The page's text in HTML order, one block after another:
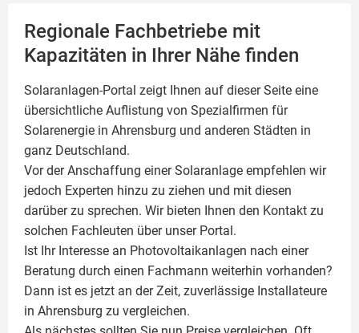
Regionale Fachbetriebe mit
Kapazitäten in Ihrer Nähe finden
Solaranlagen-Portal zeigt Ihnen auf dieser Seite eine
übersichtliche Auflistung von Spezialfirmen für
Solarenergie in Ahrensburg und anderen Städten in
ganz Deutschland.
Vor der Anschaffung einer Solaranlage empfehlen wir
jedoch Experten hinzu zu ziehen und mit diesen
darüber zu sprechen. Wir bieten Ihnen den Kontakt zu
solchen Fachleuten über unser Portal.
Ist Ihr Interesse an Photovoltaikanlagen nach einer
Beratung durch einen Fachmann weiterhin vorhanden?
Dann ist es jetzt an der Zeit, zuverlässige Installateure
in Ahrensburg zu vergleichen.